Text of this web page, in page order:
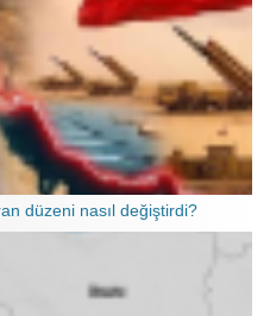
düzeni nasıl değiştirdi?